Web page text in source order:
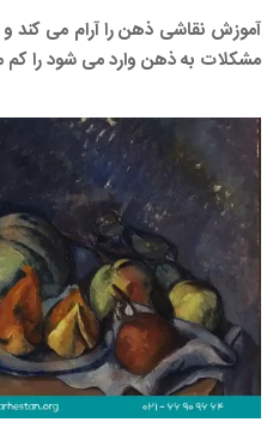
آموزش نقاشی ذهن را آرام می کند
مشکلات به ذهن وارد می شود را کم